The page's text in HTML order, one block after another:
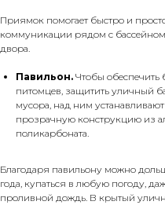
Приямок помогает быстро и
коммуникации рядом с
двора.
Павильон. Чтобы обеспечить
питомцев, защитить уличный
мусора, над ним
прозрачную конструкцию из
поликарбоната.
Благодаря павильону можно
года, купаться в любую погоду,
проливной дождь. В крытый